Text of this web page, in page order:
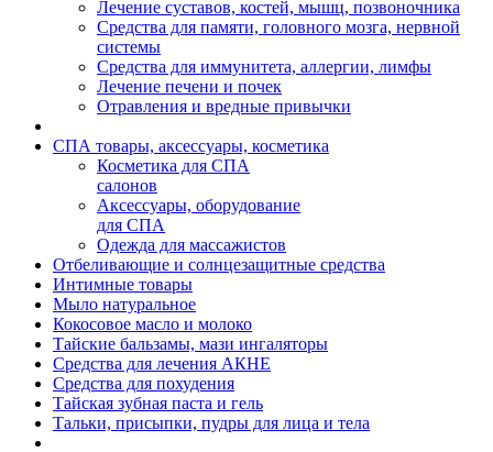
Лечение суставов, костей, мышц, позвоночника
Средства для памяти, головного мозга, нервной
системы
Средства для иммунитета, аллергии, лимфы
Лечение печени и почек
Отравления и вредные привычки
СПА товары, аксессуары, косметика
Косметика для СПА
салонов
Аксессуары, оборудование
для СПА
Одежда для массажистов
Отбеливающие и солнцезащитные средства
Интимные товары
Мыло натуральное
Кокосовое масло и молоко
Тайские бальзамы, мази ингаляторы
Средства для лечения АКНЕ
Средства для похудения
Тайская зубная паста и гель
Тальки, присыпки, пудры для лица и тела